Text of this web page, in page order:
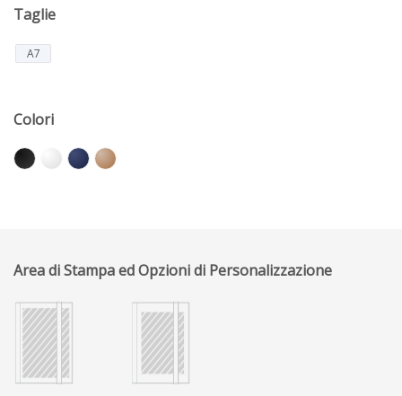
Taglie
A7
Colori
Area di Stampa ed Opzioni di Personalizzazione